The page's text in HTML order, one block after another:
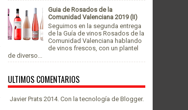
Guia de Rosados de la
Comunidad Valenciana 2019 (II)
Seguimos en la segunda entrega
de la Guía de vinos Rosados de la
Comunidad Valenciana hablando
de vinos frescos, con un plantel
de diverso...
ULTIMOS COMENTARIOS
Javier Prats 2014. Con la tecnología de Blogger.